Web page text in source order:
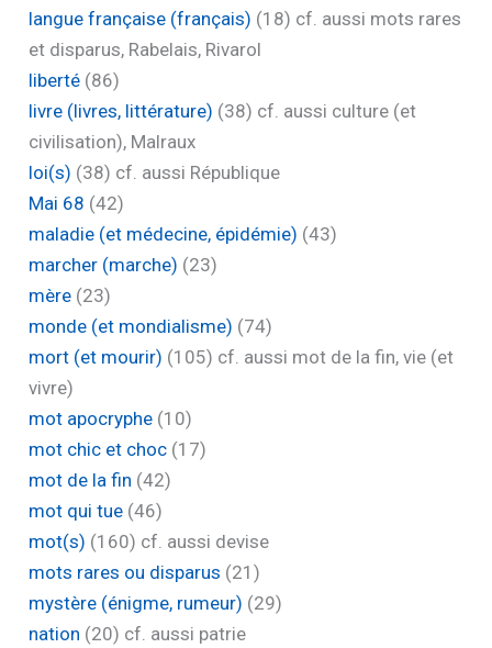
langue française (français) (18) cf. aussi mots rares
et disparus, Rabelais, Rivarol
liberté (86)
livre (livres, littérature) (38) cf. aussi culture (et
civilisation), Malraux
loi(s) (38) cf. aussi République
Mai 68 (42)
maladie (et médecine, épidémie) (43)
marcher (marche) (23)
mère (23)
monde (et mondialisme) (74)
mort (et mourir) (105) cf. aussi mot de la fin, vie (et
vivre)
mot apocryphe (10)
mot chic et choc (17)
mot de la fin (42)
mot qui tue (46)
mot(s) (160) cf. aussi devise
mots rares ou disparus (21)
mystère (énigme, rumeur) (29)
nation (20) cf. aussi patrie